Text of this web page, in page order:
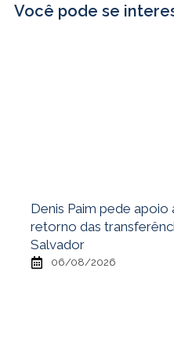
Você pode se
Denis Paim pede
retorno das
Salvador
06/08/2026